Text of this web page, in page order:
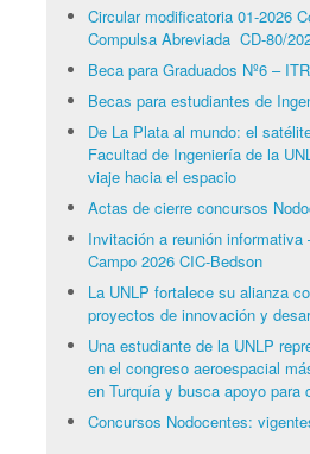
Circular modificatoria 01-2026
Compulsa Abreviada CD-80/
Beca para Graduados Nº6 –
Becas para estudiantes de
De La Plata al mundo: el
Facultad de Ingeniería de la
viaje hacia el espacio
Actas de cierre concursos
Invitación a reunión
Campo 2026 CIC-Bedson
La UNLP fortalece su alianza
proyectos de innovación y
Una estudiante de la UNLP
en el congreso aeroespacial
en Turquía y busca apoyo para
Concursos Nodocentes: